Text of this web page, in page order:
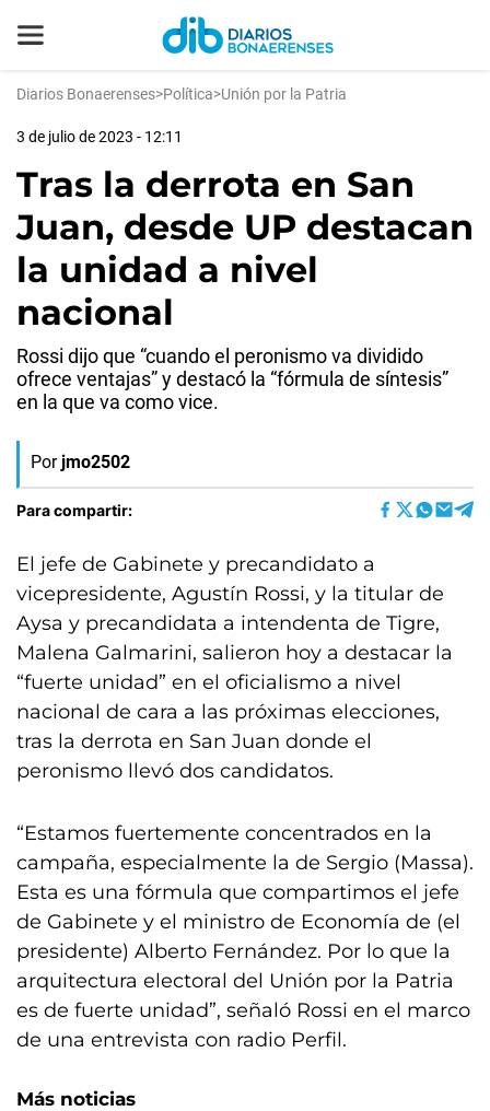
Diarios Bonaerenses>Política>Unión por la Patria
3 de julio de 2023 - 12:11
Tras la derrota en San
Juan, desde UP destacan
la unidad a nivel
nacional
Rossi dijo que “cuando el peronismo va dividido
ofrece ventajas” y destacó la “fórmula de síntesis”
en la que va como vice.
Por jmo2502
Para compartir:
El jefe de Gabinete y precandidato a
vicepresidente, Agustín Rossi, y la titular de
Aysa y precandidata a intendenta de Tigre,
Malena Galmarini, salieron hoy a destacar la
“fuerte unidad” en el oficialismo a nivel
nacional de cara a las próximas elecciones,
tras la derrota en San Juan donde el
peronismo llevó dos candidatos.
“Estamos fuertemente concentrados en la
campaña, especialmente la de Sergio (Massa).
Esta es una fórmula que compartimos el jefe
de Gabinete y el ministro de Economía de (el
presidente) Alberto Fernández. Por lo que la
arquitectura electoral del Unión por la Patria
es de fuerte unidad”, señaló Rossi en el marco
de una entrevista con radio Perfil.
Más noticias